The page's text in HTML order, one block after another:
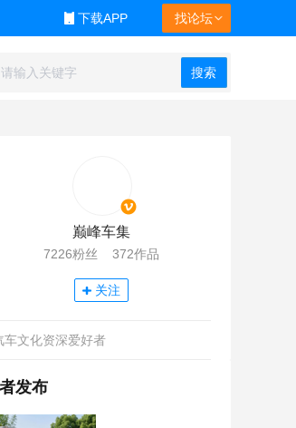
找论坛
下载APP
搜索
巅峰车集
7226粉丝 372作品
关注
车文化资深爱好者
发布